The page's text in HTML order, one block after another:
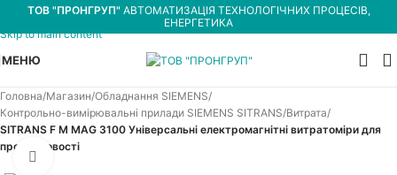
Skip to navigation
Skip to main content
ТОВ "ПРОНГРУП" АВТОМАТИЗАЦІЯ ТЕХНОЛОГІЧНИХ ПРОЦЕСІВ,
ЕНЕРГЕТИКА
МЕНЮ
Головна Магазин Обладнання SIEMENS
Контрольно-вимірювальні прилади SIEMENS SITRANS Витрата
SITRANS F M MAG 3100 Універсальні електромагнітні витратоміри для
промисловості